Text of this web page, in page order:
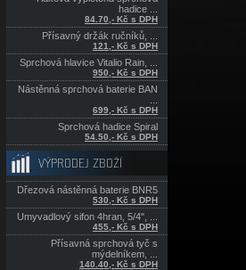
hadice ...
84.70,- Kč s DPH
Přísavný držák ručníků, ...
121,- Kč s DPH
Sprchová hlavice Vitalio Rain, ...
950,- Kč s DPH
Nástěnná sprchová baterie BAN
699,- Kč s DPH
Sprchová hadice Spiral
54.50,- Kč s DPH
VÝPRODEJ ZBOŽÍ
Dřezová nástěnná baterie BNR5
530,- Kč s DPH
Umyvadlový sifon 4hran, 5/4", ...
455,- Kč s DPH
Přísavná sprchová tyč s
mýdelníkem, ...
140.40,- Kč s DPH